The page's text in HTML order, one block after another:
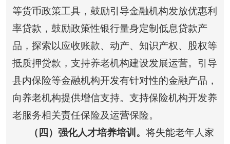
等货币政策工具，鼓励引导金融机构发放优惠利
率贷款，鼓励政策性银行量身定制低息贷款产
品，探索以应收账款、动产、知识产权、股权等
抵质押贷款，支持养老机构建设发展运营。引导
县内保险等金融机构开发有针对性的金融产品，
向养老机构提供增信支持。支持保险机构开发养
老服务相关责任保险及运营保险。
（四）强化人才培养培训。 将失能老年人家